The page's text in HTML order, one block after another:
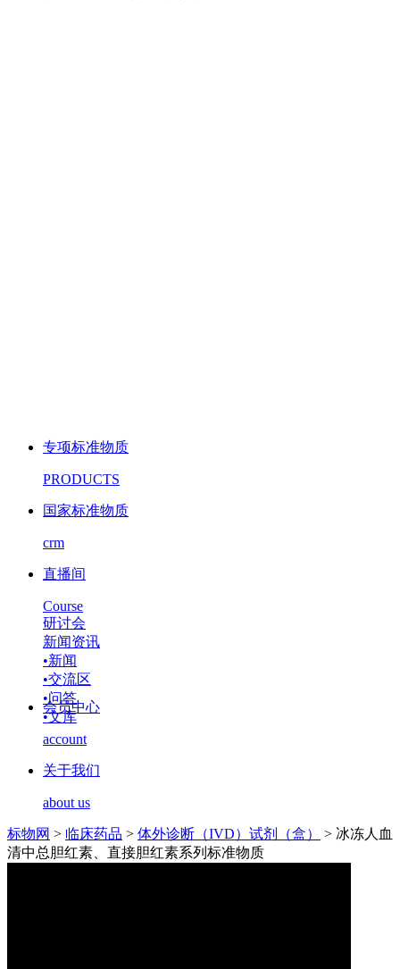
专项标准物质
PRODUCTS
国家标准物质
crm
直播间
Course
研讨会
新闻资讯
•新闻
•交流区
•问答
•文库
会员中心
account
关于我们
about us
标物网 > 临床药品 > 体外诊断（IVD）试剂（盒） > 冰冻人血
清中总胆红素、直接胆红素系列标准物质